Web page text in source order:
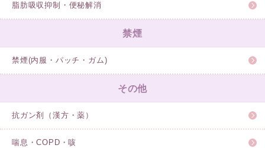
脂肪吸収抑制・便秘解消
禁煙
禁煙(内服・パッチ・ガム)
その他
抗ガン剤（漢方・薬）
喘息・COPD・咳